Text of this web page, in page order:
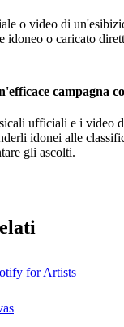
o video di
idoneo o caricato
campagna
ufficiali e i video
idonei alle
gli ascolti.
for Artists